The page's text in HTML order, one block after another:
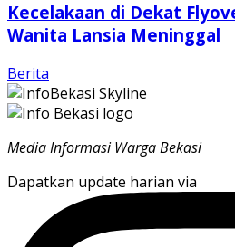
Kecelakaan di Dekat
Wanita Lansia Meninggal
Berita
Media Informasi Warga Bekasi
Dapatkan update harian via